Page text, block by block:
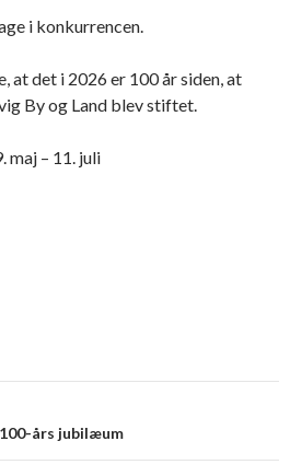
i konkurrencen.
at det i 2026 er 100 år siden, at
By og Land blev stiftet.
maj – 11. juli
års jubilæum